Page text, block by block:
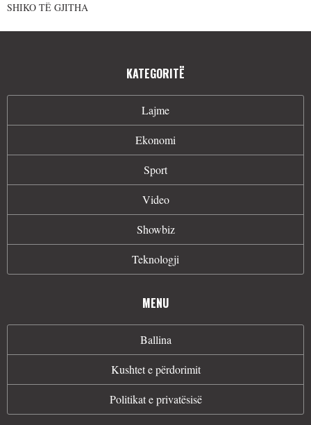
SHIKO TË GJITHA
KATEGORITË
Lajme
Ekonomi
Sport
Video
Showbiz
Teknologji
MENU
Ballina
Kushtet e përdorimit
Politikat e privatësisë